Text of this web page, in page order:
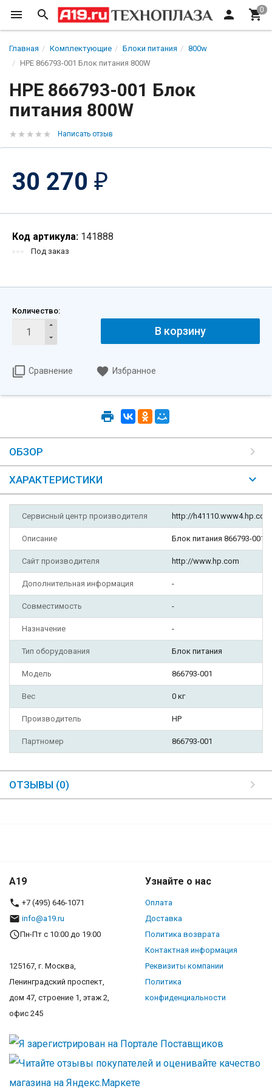
Главная Комплектующие Блоки питания
800w
HPE 866793-001 Блок питания 800W
HPE 866793-001 Блок
питания 800W
Написать отзыв
30 270 ₽
Код артикула: 141888
Под заказ
Количество:
В корзину
Сравнение Избранное
ОБЗОР
ХАРАКТЕРИСТИКИ
Сервисный центр производителя http://
Описание Блок питания 866793-001
Сайт производителя http://www.hp.com
Дополнительная информация -
Совместимость -
Назначение -
Тип оборудования Блок питания
Модель 866793-001
Вес 0 кг
Производитель HP
Партномер 866793-001
ОТЗЫВЫ (0)
A19
+7 (495) 646-1071
info@a19.ru
Пн-Пт с 10:00 до 19:00
125167, г. Москва,
Ленинградский проспект,
дом 47, строение 1, этаж 2,
офис 245
Узнайте о нас
Оплата
Доставка
Политика возврата
Контактная информация
Реквизиты компании
Политика
конфиденциальности